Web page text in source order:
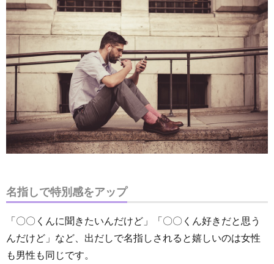
名指しで特別感をアップ
「〇〇くんに聞きたいんだけど」「〇〇くん好きだと思う
んだけど」など、出だしで名指しされると嬉しいのは女性
も男性も同じです。